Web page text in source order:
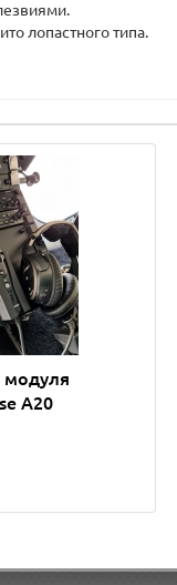
лопастного типа.
модуля
A20